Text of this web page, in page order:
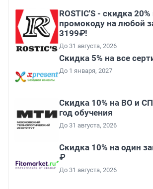
ROSTIC'S - скидка 20%
промокоду на любой
3199₽!
До 31 августа, 2026
Скидка 5% на все
До 1 января, 2027
Скидка 10% на ВО и
год обучения
До 31 августа, 2026
Скидка 10% на один
₽
До 31 августа, 2026